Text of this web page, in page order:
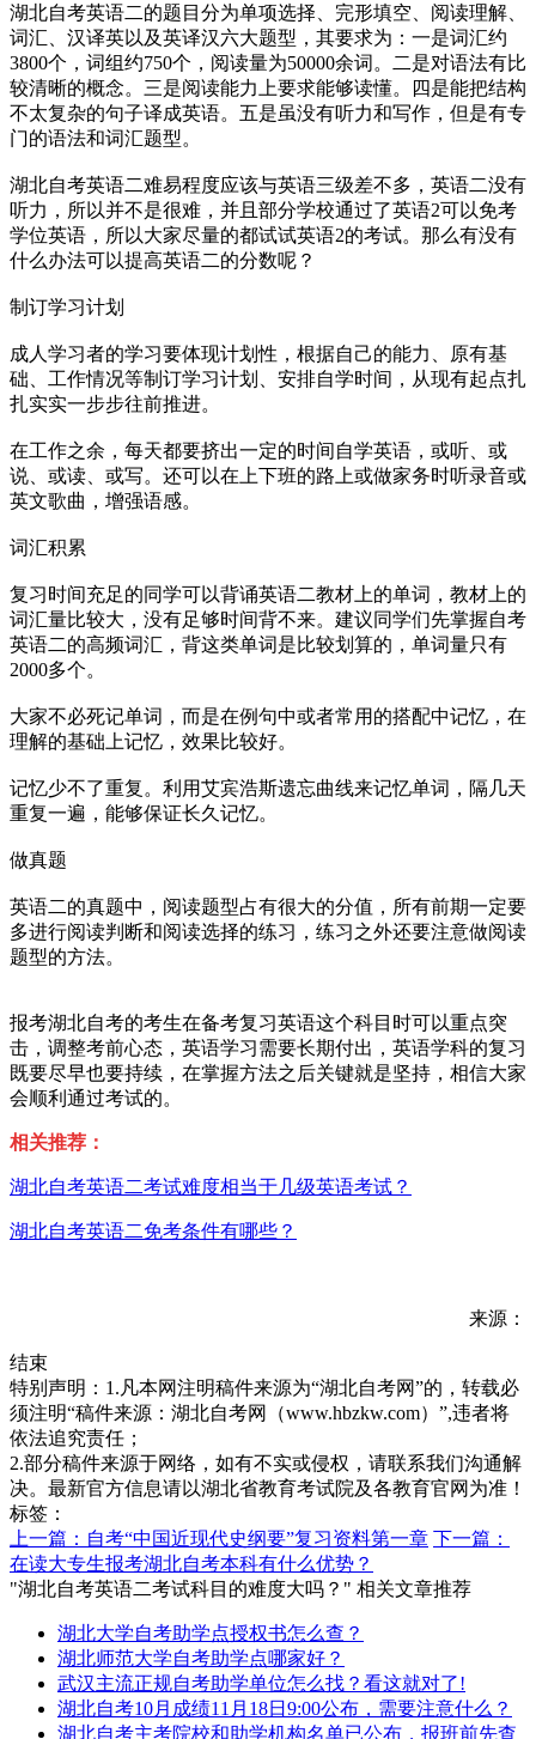
湖北自考英语二的题目分为单项选择、完形填空、阅读理解、
词汇、汉译英以及英译汉六大题型，其要求为：一是词汇约
3800个，词组约750个，阅读量为50000余词。二是对语法有比
较清晰的概念。三是阅读能力上要求能够读懂。四是能把结构
不太复杂的句子译成英语。五是虽没有听力和写作，但是有专
门的语法和词汇题型。
湖北自考英语二难易程度应该与英语三级差不多，英语二没有
听力，所以并不是很难，并且部分学校通过了英语2可以免考
学位英语，所以大家尽量的都试试英语2的考试。那么有没有
什么办法可以提高英语二的分数呢？
制订学习计划
成人学习者的学习要体现计划性，根据自己的能力、原有基
础、工作情况等制订学习计划、安排自学时间，从现有起点扎
扎实实一步步往前推进。
在工作之余，每天都要挤出一定的时间自学英语，或听、或
说、或读、或写。还可以在上下班的路上或做家务时听录音或
英文歌曲，增强语感。
词汇积累
复习时间充足的同学可以背诵英语二教材上的单词，教材上的
词汇量比较大，没有足够时间背不来。建议同学们先掌握自考
英语二的高频词汇，背这类单词是比较划算的，单词量只有
2000多个。
大家不必死记单词，而是在例句中或者常用的搭配中记忆，在
理解的基础上记忆，效果比较好。
记忆少不了重复。利用艾宾浩斯遗忘曲线来记忆单词，隔几天
重复一遍，能够保证长久记忆。
做真题
英语二的真题中，阅读题型占有很大的分值，所有前期一定要
多进行阅读判断和阅读选择的练习，练习之外还要注意做阅读
题型的方法。
报考湖北自考的考生在备考复习英语这个科目时可以重点突
击，调整考前心态，英语学习需要长期付出，英语学科的复习
既要尽早也要持续，在掌握方法之后关键就是坚持，相信大家
会顺利通过考试的。
相关推荐：
湖北自考英语二考试难度相当于几级英语考试？
湖北自考英语二免考条件有哪些？
来源：
结束
特别声明：1.凡本网注明稿件来源为“湖北自考网”的，转载必
须注明“稿件来源：湖北自考网（www.hbzkw.com）”,违者将
依法追究责任；
2.部分稿件来源于网络，如有不实或侵权，请联系我们沟通解
决。最新官方信息请以湖北省教育考试院及各教育官网为准！
标签：
上一篇：自考“中国近现代史纲要”复习资料第一章 下一篇：
在读大专生报考湖北自考本科有什么优势？
"湖北自考英语二考试科目的难度大吗？" 相关文章推荐
湖北大学自考助学点授权书怎么查？
湖北师范大学自考助学点哪家好？
武汉主流正规自考助学单位怎么找？看这就对了!
湖北自考10月成绩11月18日9:00公布，需要注意什么？
湖北自考主考院校和助学机构名单已公布，报班前先查